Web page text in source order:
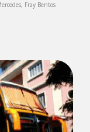
Fray Bentos